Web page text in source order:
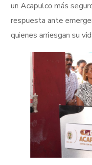
un Acapulco más
respuesta ante
quienes arriesgan su